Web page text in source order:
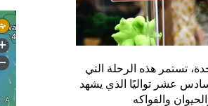
المتحدة، تستمر هذه الرحلة التي
عشر تواليًا الذي يشهد
والفواكه